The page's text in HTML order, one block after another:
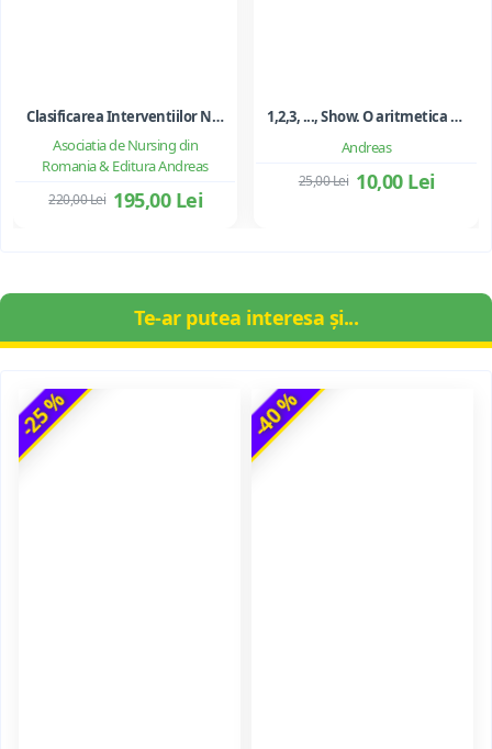
Asociatia de Nursing din
Romania & Editura Andreas
Clasificarea Interventiilor Nursing (NIC)
195,00 Lei
220,00 Lei
Andreas
1,2,3, ..., Show. O aritmetica emotionala, o poezie a matematicii - Ioan Dancila
10,00 Lei
25,00 Lei
Te-ar putea interesa și...
-25 % -40 %